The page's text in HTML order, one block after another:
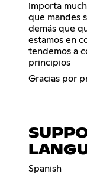
importa
que mandes
demás que
estamos en
tendemos a
principios
Gracias por
Spanish